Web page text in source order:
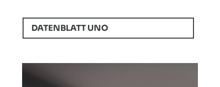
DATENBLATT UNO